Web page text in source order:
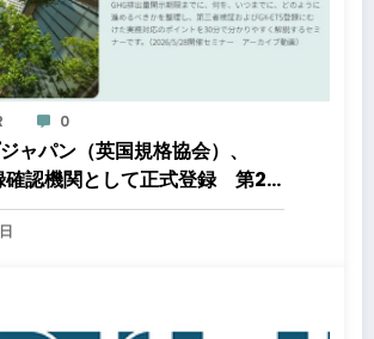
0
ャパン（英国規格協会）、
確認機関として正式登録 第2
で制度対応が義務化、企業の対
るのか？ 法的拘束力をもつ